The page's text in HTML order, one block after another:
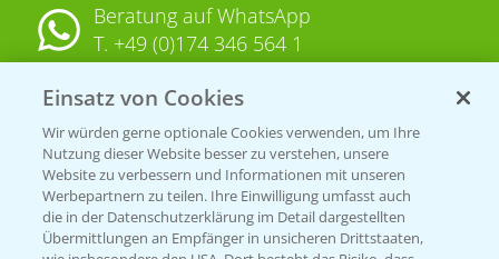
Beratung auf WhatsApp
T. +49 (0)174 346 564 1
KONTAKT
Hilfe in Notfällen
T.+49 (0)214/30-20220
Einsatz von Cookies
Wir würden gerne optionale Cookies verwenden, um Ihre
Nutzung dieser Website besser zu verstehen, unsere
Website zu verbessern und Informationen mit unseren
Werbepartnern zu teilen. Ihre Einwilligung umfasst auch
die in der Datenschutzerklärung im Detail dargestellten
Übermittlungen an Empfänger in unsicheren Drittstaaten,